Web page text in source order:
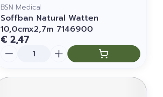
BSN Medical
Soffban Natural Watten
10,0cmx2,7m 7146900
€ 2,47